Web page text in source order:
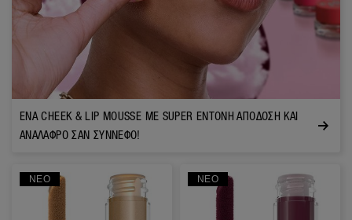
ΈΝΑ CHEEK & LIP MOUSSE ΜΕ SUPER ΈΝΤΟΝΗ ΑΠΌΔΟΣΗ ΚΑΙ
ΑΝΆΛΑΦΡΟ ΣΑΝ ΣΎΝΝΕΦΟ!
ΝΈΟ ΝΈΟ